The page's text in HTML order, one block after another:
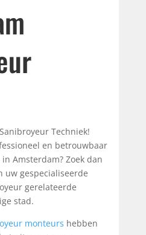
Techniek!
en betrouwbaar
Amsterdam? Zoek dan
uw gespecialiseerde
gerelateerde
stad.
monteurs hebben